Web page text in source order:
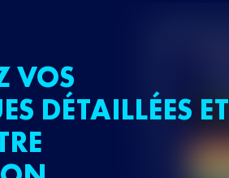
VOS
DÉTAILLÉES ET